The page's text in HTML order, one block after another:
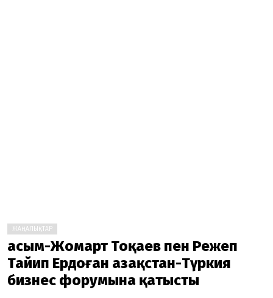
ЖАҢАЛЫҚТАР
Қасым-Жомарт Тоқаев пен Режеп
Тайип Ердоған Қазақстан-Түркия
бизнес форумына қатысты